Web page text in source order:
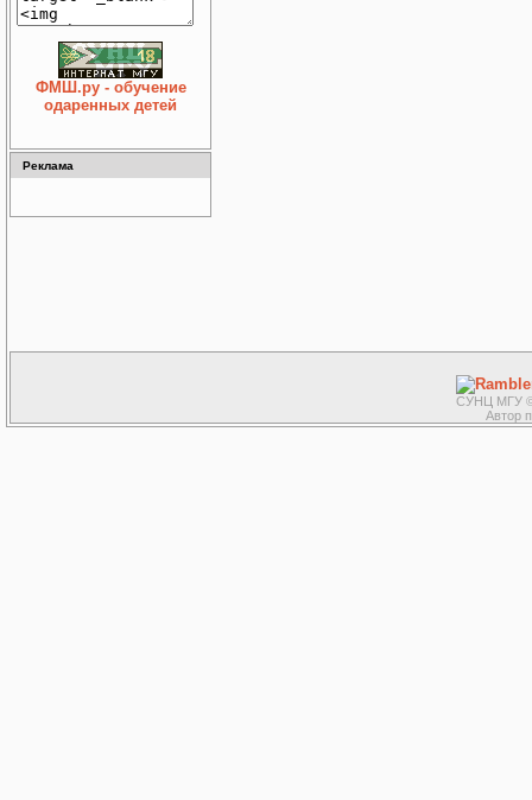
ФМШ.ру - обучение
одаренных детей
Реклама
СУНЦ МГУ ©
Автор